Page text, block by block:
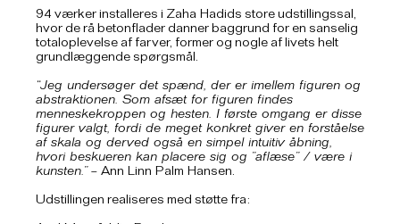
94 værker installeres i Zaha Hadids store udstillingssal,
hvor de rå betonflader danner baggrund for en sanselig
totaloplevelse af farver, former og nogle af livets helt
grundlæggende spørgsmål.
“Jeg undersøger det spænd, der er imellem figuren og
abstraktionen. Som afsæt for figuren findes
menneskekroppen og hesten. I første omgang er disse
figurer valgt, fordi de meget konkret giver en forståelse
af skala og derved også en simpel intuitiv åbning,
hvori beskueren kan placere sig og ”aflæse” / være i
kunsten.”– Ann Linn Palm Hansen.
Udstillingen realiseres med støtte fra: